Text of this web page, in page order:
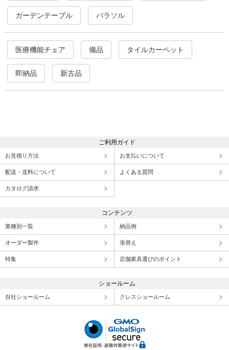
ガーデンテーブル パラソル
医療機能チェア 備品 タイルカーペット
即納品 新古品
ご利用ガイド
お見積り方法 お支払いについて
配送・送料について よくある質問
カタログ請求
コンテンツ
業種別一覧 納品例
オーダー製作 張替え
特集 店舗家具選びのポイント
ショールーム
自社ショールーム クレスショールーム